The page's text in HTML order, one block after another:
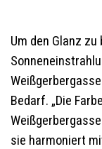
Um den Glanz
Bedarf. „Die
sie harmoniert